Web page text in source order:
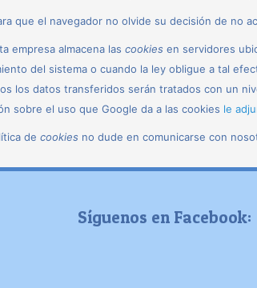
que el navegador no olvide su decisión de no
empresa almacena lascookies en servidores
del sistema o cuando la ley obligue a tal
los datos transferidos serán tratados con un
sobre el uso que Google da a las cookies le
decookies no dude en comunicarse con
Síguenos en Facebook: